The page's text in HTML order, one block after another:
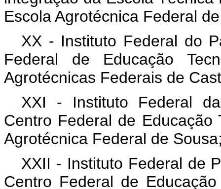
Escola Agrotécnica Federal
XX - Instituto Federal do
Federal de Educação
Agrotécnicas Federais de
XXI - Instituto Federal
Centro Federal de
Agrotécnica Federal de
XXII - Instituto Federal de
Centro Federal de